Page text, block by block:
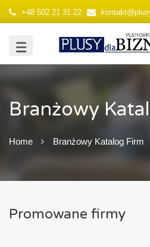
+48 502 21 31 22
Branżowy
Home Branżowy Katalog Firm
Promowane firmy